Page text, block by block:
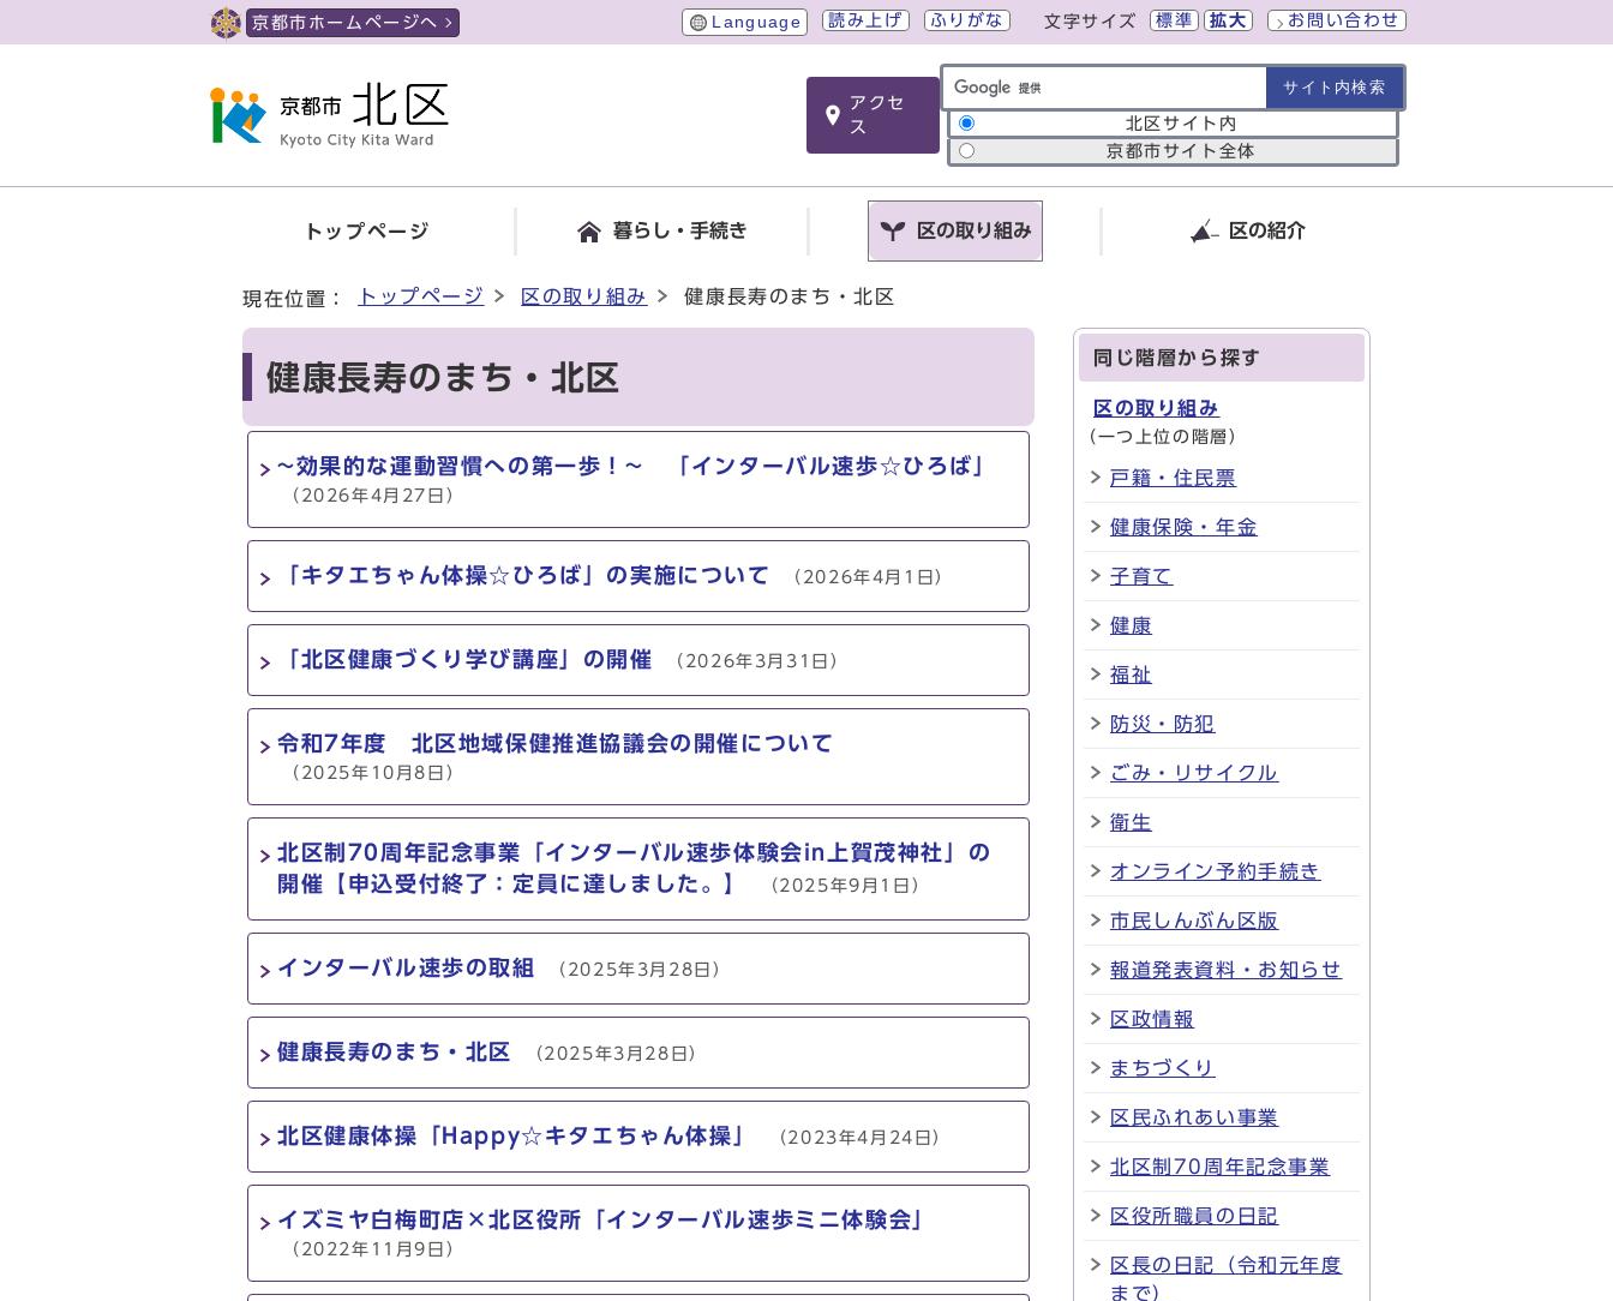
京都市ホームページへ Language 読み上げ ふりがな 文字サイズ 標準 拡大 お問い合わせ
アクセ
ス
サイト内検索の範囲
北区サイト内
京都市サイト全体
トップページ 暮らし・手続き 区の取り組み 区の紹介
現在位置： トップページ 区の取り組み 健康長寿のまち・北区
健康長寿のまち・北区
~効果的な運動習慣への第一歩！~ 「インターバル速歩☆ひろば」
（2026年4月27日）
「キタエちゃん体操☆ひろば」の実施について （2026年4月1日）
「北区健康づくり学び講座」の開催 （2026年3月31日）
令和7年度 北区地域保健推進協議会の開催について
（2025年10月8日）
北区制70周年記念事業「インターバル速歩体験会in上賀茂神社」の
開催【申込受付終了：定員に達しました。】
（2025年9月1日）
インターバル速歩の取組 （2025年3月28日）
健康長寿のまち・北区 （2025年3月28日）
北区健康体操「Happy☆キタエちゃん体操」 （2023年4月24日）
イズミヤ白梅町店×北区役所「インターバル速歩ミニ体験会」
（2022年11月9日）
同じ階層から探す
区の取り組み
（一つ上位の階層）
戸籍・住民票
健康保険・年金
子育て
健康
福祉
防災・防犯
ごみ・リサイクル
衛生
オンライン予約手続き
市民しんぶん区版
報道発表資料・お知らせ
区政情報
まちづくり
区民ふれあい事業
北区制70周年記念事業
区役所職員の日記
区長の日記（令和元年度
まで）